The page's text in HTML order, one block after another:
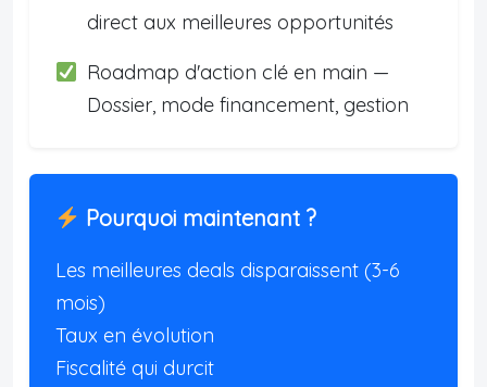
direct aux meilleures opportunités
Roadmap d'action clé en main —
Dossier, mode financement, gestion
Pourquoi maintenant ?
Les meilleures deals disparaissent (3-6
mois)
Taux en évolution
Fiscalité qui durcit